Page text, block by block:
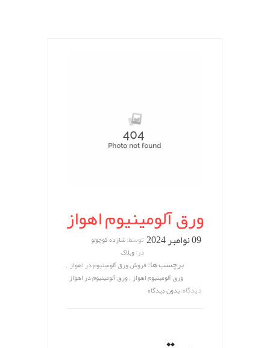
ورق آلومینیوم اهواز
09 نوامبر 2024 توسط:شازده کوچولو
در:وبلاگ
برچسب ها:فروش ورق آلومینیوم در اهواز ,
ورق آلومینیوم اهواز ,ورق آلومینیوم در اهواز
دیدگاه:بدون دیدگاه